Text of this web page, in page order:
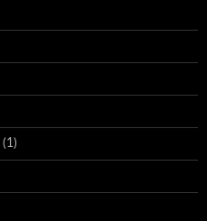
(1)